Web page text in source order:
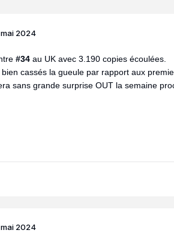
mai 2024
#34 au UK avec 3.190 copies écoulées.
bien cassés la gueule par rapport aux
sans grande surprise OUT la semaine
2024